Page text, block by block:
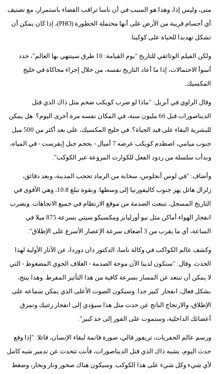
متى، وليس إذا، وهذا هو السبب في أن ناسا تراقب الفضاء باستمرار، مع تصنيف
أي أجسام قريبة من الأرض على أنها محتملة الخطورة (PHO)، إذا كان يمكن أن
تشكل تهديدا للحياة على كوكبنا.
ولكن الفيلم الوثائقي للتاريخ "يوم القيامة: 10 طرق سينتهي بها العالم"، حدد
أسوأ الاحتمالات، إذا ما أعاد التاريخ نفسه، من خلال إجراء محاكاة في خليج
المكسيك.
وقال الراوي في أبريل: "ماذا لو ضرب كويكب ضخم مثل ذاك الذي قتل
الديناصورات قبل 66 مليون سنة، في المكان نفسه مرة أخرى اليوم؟. هل يمكن
للبشرية البقاء على قيد الحياة؟. في خليج المكسيك، على بعد أكثر من 500 ميل
جنوب ميامي، اصطدم كويكب عرضه 7 أميال - بحجم جبل إيفرست - في المياه،
وبدأت سلسلة من ردود الفعل للكوارث المروعة عبر الكوكب".
وأضاف: "في لوس أنجلوس، سحابة من الرماد تحجب المدينة، وبعد دقائق،
زلزال هائل يهز جنوب كاليفورنيا إلى وسطها. وبقوة تبلغ 10.8، وهي الأقوى في
التاريخ المسجل، تنبعث الصدمة من موقع الارتطام في جميع الاتجاهات. ويضرب
انفجار الهواء أماكن مثل نيو أورليانز ومكسيكو سيتي بسرعة 875 ميلا في
الساعة، أي ما يقرب من 3 أضعاف سرعة الإعصار الأسرع على الإطلاق".
وكشف عالم الكواكب في وكالة ناسا، الدكتور دان دوردا، عن الآثار الأولية لهذا
الحدث. وقال: "ستكون لدينا الآن موجة الصدمة - الغلاف الجوي المضغوط - التي
لا يمكن أن تبتعد عن المسار بسرعة كافية من هذا التأثير المفرط. وهذا ينتج،
بشكل فعال، انفجار كبير جدا. وسيكون الصوت الأعلى الذي يمكن سماعه على
الإطلاق، والارتجاج الناتج عن حدث مثل هذا سيؤدي إلى انفجار رئتيك وتمزق
أعضائك الداخلية، وستموت على الفور إلى حد كبير".
ورسم عالم الحفريات، تريفور فالي، صورة قاتمة لبقاء الإنسان، قائلا: "إذا وقع
حدث اليوم، يشبه ذاك الذي قتل الديناصورات، فأنت تتحدث عن تدمير شبه كامل
لأي شيء وكل شيء على هذا الكوكب. وسيكون هناك صخور ونار وبخار، وضغط